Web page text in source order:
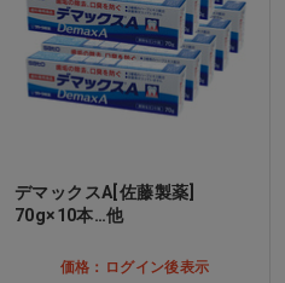
デマックスA[佐藤製薬]
70g×10本…他
価格：ログイン後表示